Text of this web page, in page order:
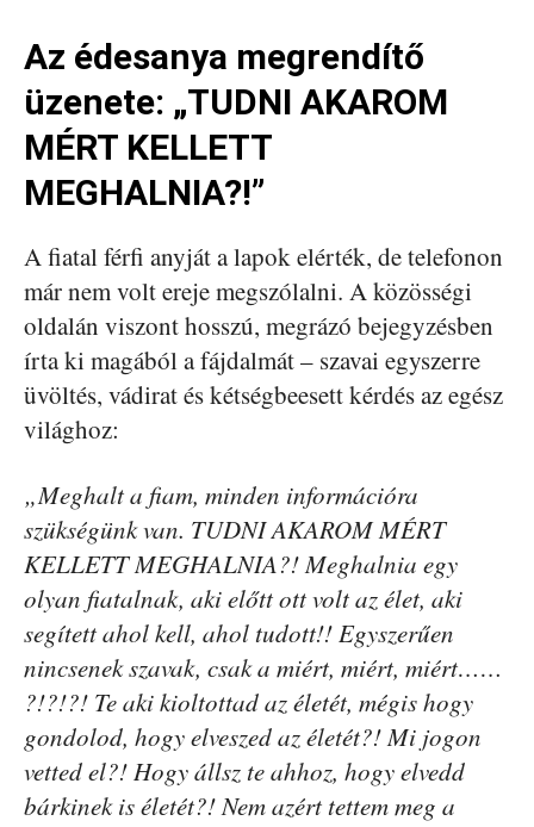
Az édesanya megrendítő
üzenete: „TUDNI AKAROM
MÉRT KELLETT
MEGHALNIA?!”
A fiatal férfi anyját a lapok elérték, de telefonon
már nem volt ereje megszólalni. A közösségi
oldalán viszont hosszú, megrázó bejegyzésben
írta ki magából a fájdalmát – szavai egyszerre
üvöltés, vádirat és kétségbeesett kérdés az egész
világhoz:
„Meghalt a fiam, minden információra
szükségünk van. TUDNI AKAROM MÉRT
KELLETT MEGHALNIA?! Meghalnia egy
olyan fiatalnak, aki előtt ott volt az élet, aki
segített ahol kell, ahol tudott!! Egyszerűen
nincsenek szavak, csak a miért, miért, miért……
?!?!?! Te aki kioltottad az életét, mégis hogy
gondolod, hogy elveszed az életét?! Mi jogon
vetted el?! Hogy állsz te ahhoz, hogy elvedd
bárkinek is életét?! Nem azért tettem meg a